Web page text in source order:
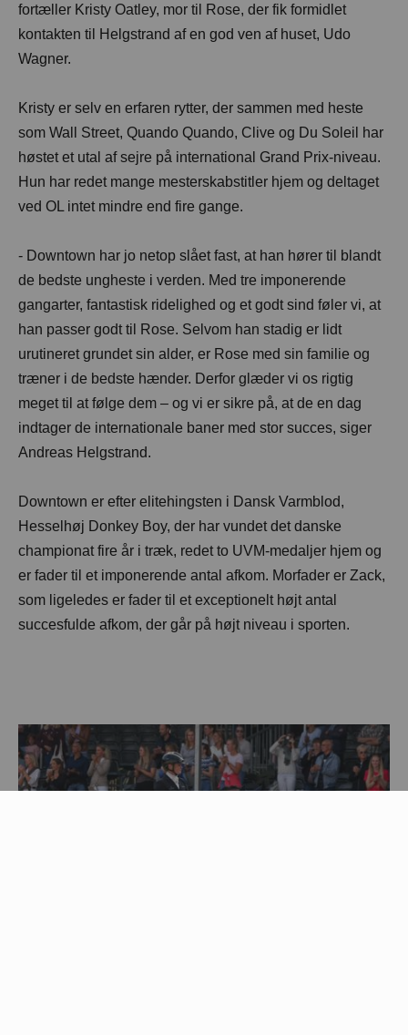
fortæller Kristy Oatley, mor til Rose, der fik formidlet
kontakten til Helgstrand af en god ven af huset, Udo
Wagner.
Kristy er selv en erfaren rytter, der sammen med heste
som Wall Street, Quando Quando, Clive og Du Soleil har
høstet et utal af sejre på international Grand Prix-niveau.
Hun har redet mange mesterskabstitler hjem og deltaget
ved OL intet mindre end fire gange.
- Downtown har jo netop slået fast, at han hører til blandt
de bedste ungheste i verden. Med tre imponerende
gangarter, fantastisk ridelighed og et godt sind føler vi, at
han passer godt til Rose. Selvom han stadig er lidt
urutineret grundet sin alder, er Rose med sin familie og
træner i de bedste hænder. Derfor glæder vi os rigtig
meget til at følge dem – og vi er sikre på, at de en dag
indtager de internationale baner med stor succes, siger
Andreas Helgstrand.
Downtown er efter elitehingsten i Dansk Varmblod,
Hesselhøj Donkey Boy, der har vundet det danske
championat fire år i træk, redet to UVM-medaljer hjem og
er fader til et imponerende antal afkom. Morfader er Zack,
som ligeledes er fader til et exceptionelt højt antal
succesfulde afkom, der går på højt niveau i sporten.